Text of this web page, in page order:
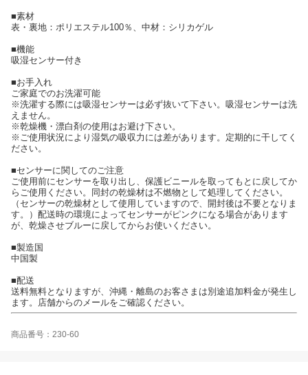
■素材
表・裏地：ポリエステル100％、中材：シリカゲル
■機能
吸湿センサー付き
■お手入れ
ご家庭でのお洗濯可能
※洗濯する際には吸湿センサーは必ず抜いて下さい。吸湿センサーは洗
えません。
※乾燥機・漂白剤の使用はお避け下さい。
※ご使用状況により湿気の吸収力には差があります。定期的に干してく
ださい。
■センサーに関してのご注意
ご使用前にセンサーを取り出し、保護ビニールを取ってもとに戻してか
らご使用ください。同封の乾燥材は不燃物として処理してください。
（センサーの乾燥材として使用していますので、開封後は不要となりま
す。）配送時の環境によってセンサーがピンクになる場合があります
が、乾燥させブルーに戻してからお使いください。
■製造国
中国製
■配送
送料無料となりますが、沖縄・離島のお客さまは別途追加料金が発生し
ます。店舗からのメールをご確認ください。
商品番号：230-60